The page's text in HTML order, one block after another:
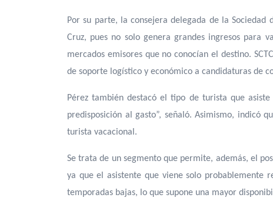
Por su parte, la consejera delegada de la Sociedad
Cruz, pues no solo genera grandes ingresos para
mercados emisores que no conocían el destino.
de soporte logístico y económico a candidaturas de
Pérez también destacó el tipo de turista que
predisposición al gasto”, señaló. Asimismo, indicó
turista vacacional.
Se trata de un segmento que permite, además, el
ya que el asistente que viene solo probablemente
temporadas bajas, lo que supone una mayor